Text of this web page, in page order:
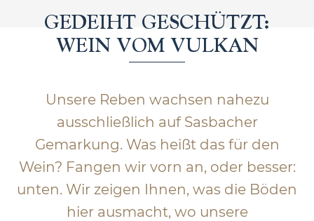
GEDEIHT GESCHÜTZT:
WEIN VOM VULKAN
Unsere Reben wachsen nahezu
ausschließlich auf Sasbacher
Gemarkung. Was heißt das für den
Wein? Fangen wir vorn an, oder besser:
unten. Wir zeigen Ihnen, was die Böden
hier ausmacht, wo unsere